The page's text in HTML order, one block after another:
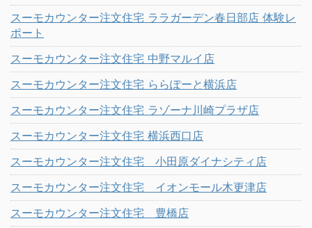
スーモカウンター注文住宅 ララガーデン春日部店 体験レ
ポート
スーモカウンター注文住宅 中野マルイ店
スーモカウンター注文住宅 ららぽーと横浜店
スーモカウンター注文住宅 ラゾーナ川崎プラザ店
スーモカウンター注文住宅 横浜西口店
スーモカウンター注文住宅 小田原ダイナシティ店
スーモカウンター注文住宅 イオンモール木更津店
スーモカウンター注文住宅 豊橋店